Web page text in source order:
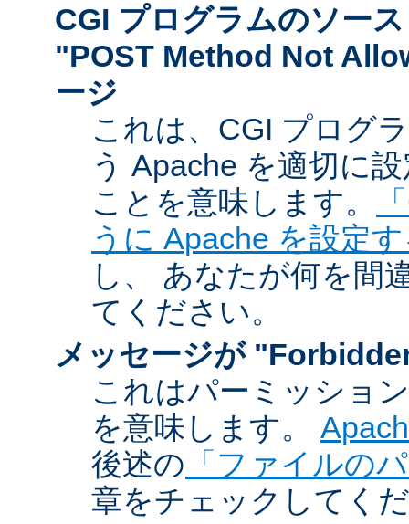
CGI プログラムのソー
"POST Method Not
ージ
これは、CGI プログ
う Apache を適切に
ことを意味します。
うに Apache を設定
し、 あなたが何を間
てください。
メッセージが
これはパーミッショ
を意味します。
後述の 「ファイルの
章をチェックしてく